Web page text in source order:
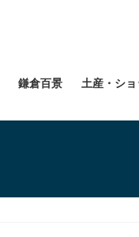
鎌倉百景 土産・シ